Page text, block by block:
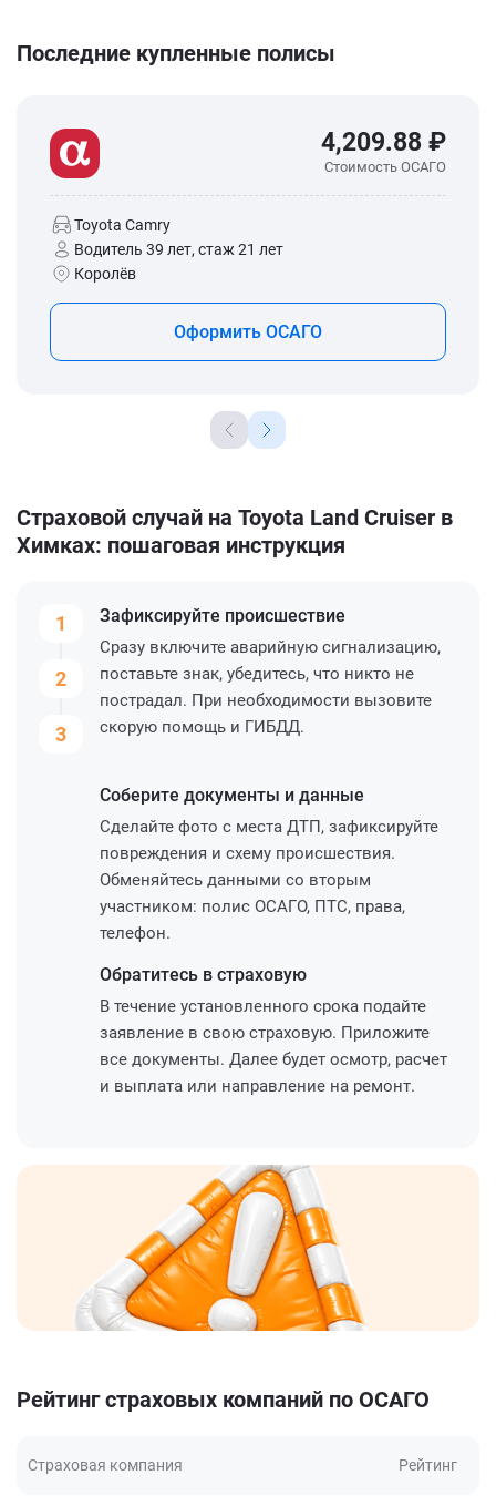
Последние купленные полисы
4,209.88 ₽
Стоимость ОСАГО
Toyota Camry
Водитель 39 лет, стаж 21 лет
Королёв
Оформить ОСАГО
Страховой случай на Toyota Land Cruiser в
Химках: пошаговая инструкция
1
2
3
Зафиксируйте происшествие
Сразу включите аварийную сигнализацию,
поставьте знак, убедитесь, что никто не
пострадал. При необходимости вызовите
скорую помощь и ГИБДД.
Соберите документы и данные
Сделайте фото с места ДТП, зафиксируйте
повреждения и схему происшествия.
Обменяйтесь данными со вторым
участником: полис ОСАГО, ПТС, права,
телефон.
Обратитесь в страховую
В течение установленного срока подайте
заявление в свою страховую. Приложите
все документы. Далее будет осмотр, расчет
и выплата или направление на ремонт.
Рейтинг страховых компаний по ОСАГО
Страховая компания Рейтинг